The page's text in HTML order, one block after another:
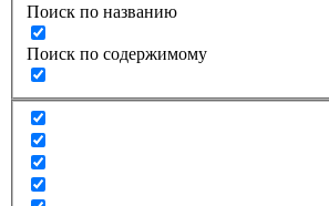
Поиск по названию
Поиск по содержимому